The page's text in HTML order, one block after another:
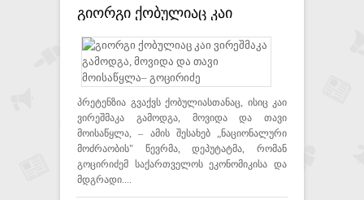
გიორგი ქობულიაც კაი
ვირეშმაკა გამოდგა, მოვიდა
და თავი მოისაწყლა–
გოცირიძე
პრეტენზია გვაქვს ქობულიასთანაც, ისიც კაი
ვირეშმაკა გამოდგა, მოვიდა და თავი
მოისაწყლა, – ამის შესახებ „ნაციონალური
მოძრაობის" წევრმა, დეპუტატმა, რომან
გოცირიძემ საქართველოს ეკონომიკისა და
მდგრადი....